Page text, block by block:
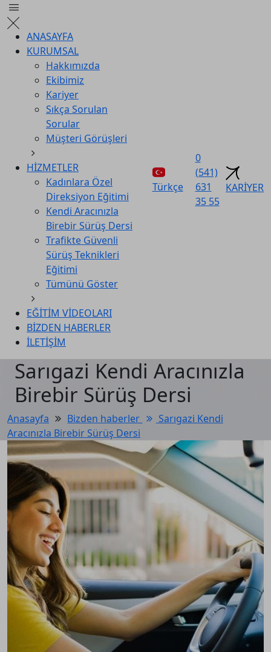
ANASAYFA
KURUMSAL
Hakkımızda
Ekibimiz
Kariyer
Sıkça Sorulan
Sorular
Müşteri Görüşleri
HİZMETLER
Kadınlara Özel
Direksiyon Eğitimi
Kendi Aracınızla
Birebir Sürüş Dersi
Trafikte Güvenli
Sürüş Teknikleri
Eğitimi
Tümünü Göster
EĞİTİM VİDEOLARI
BİZDEN HABERLER
İLETİŞİM
Türkçe
0
(541)
631
35 55
KARİYER
Sarıgazi Kendi Aracınızla
Birebir Sürüş Dersi
Anasayfa Bi̇zden haberler
Sarıgazi Kendi
Aracınızla Birebir Sürüş Dersi